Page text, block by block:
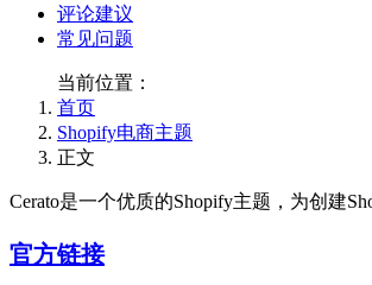
评论建议
常见问题
当前位置：
首页
Shopify电商主题
正文
Cerato是一个优质的Shopify主题，为创建
官方链接